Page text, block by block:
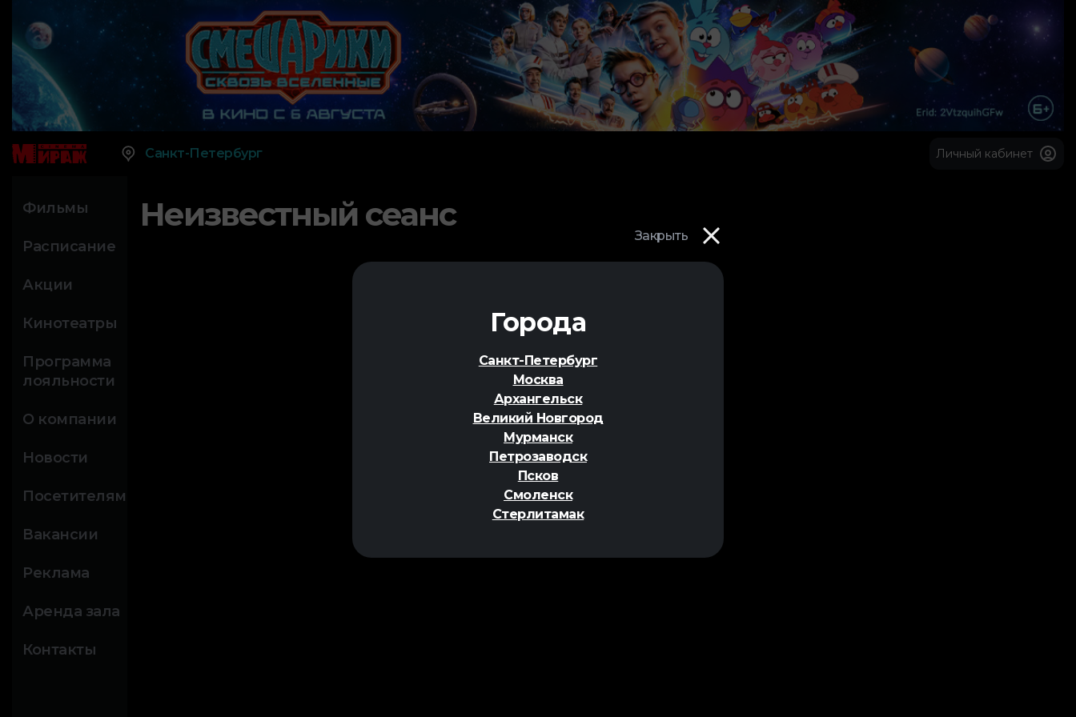
Закрыть
Города
Санкт-Петербург
Москва
Архангельск
Великий Новгород
Мурманск
Петрозаводск
Псков
Смоленск
Стерлитамак
Санкт-Петербург Личный кабинет
Фильмы
Расписание
Акции
Кинотеатры
Программа
лояльности
О компании
Новости
Посетителям
Вакансии
Реклама
Аренда зала
Контакты
Неизвестный сеанс